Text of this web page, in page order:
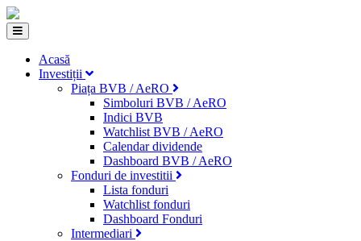
Acasă
Investiții
Piața BVB / AeRO
Simboluri BVB / AeRO
Indici BVB
Watchlist BVB / AeRO
Calendar dividende
Dashboard BVB / AeRO
Fonduri de investitii
Lista fonduri
Watchlist fonduri
Dashboard Fonduri
Intermediari